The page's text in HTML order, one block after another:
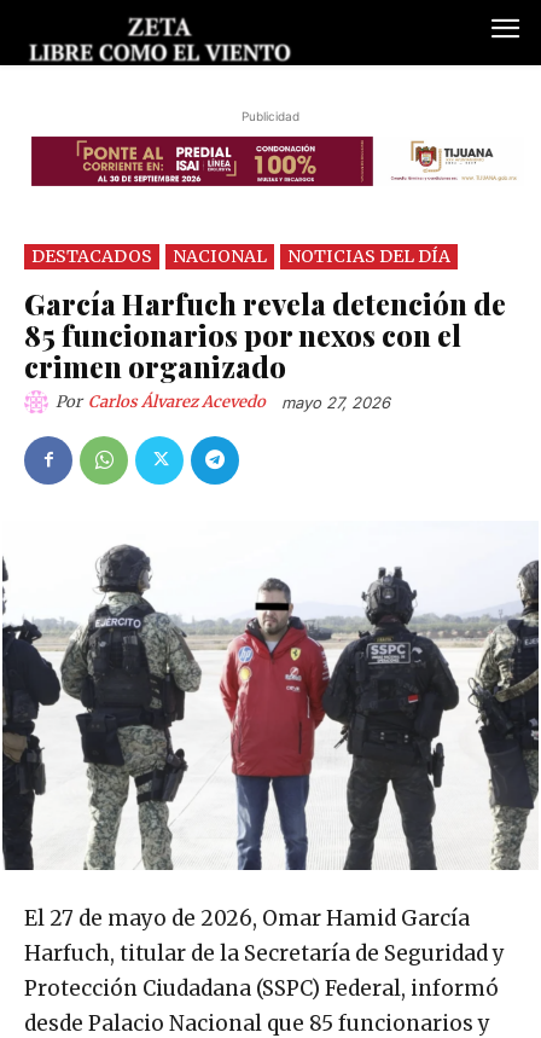
Publicidad
DESTACADOS NACIONAL NOTICIAS DEL DÍA
García Harfuch revela detención de
85 funcionarios por nexos con el
crimen organizado
Por Carlos Álvarez Acevedo mayo 27, 2026
El 27 de mayo de 2026, Omar Hamid García
Harfuch, titular de la Secretaría de Seguridad y
Protección Ciudadana (SSPC) Federal, informó
desde Palacio Nacional que 85 funcionarios y